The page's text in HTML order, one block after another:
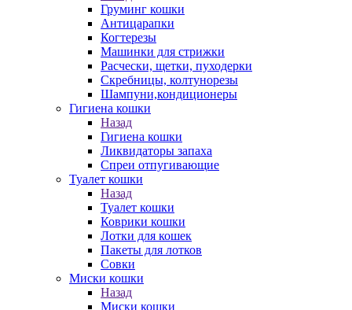
Груминг кошки
Антицарапки
Когтерезы
Машинки для стрижки
Расчески, щетки, пуходерки
Скребницы, колтунорезы
Шампуни,кондиционеры
Гигиена кошки
Назад
Гигиена кошки
Ликвидаторы запаха
Спреи отпугивающие
Туалет кошки
Назад
Туалет кошки
Коврики кошки
Лотки для кошек
Пакеты для лотков
Совки
Миски кошки
Назад
Миски кошки